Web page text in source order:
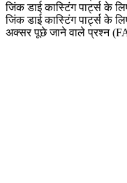
जिंक डाई कास्टिंग पार्ट्स के
जिंक डाई कास्टिंग पार्ट्स के
अक्सर पूछे जाने वाले प्रश्न